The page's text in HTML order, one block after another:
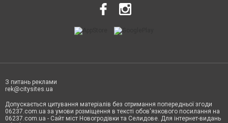
З питань реклами
rek@citysites.ua
Допускається цитування матеріалів без отримання попередньої згоди
06237.com.ua за умови розміщення в тексті обов'язкового посилання на
06237.com.ua - Сайт міст Новогродівки та Селидове. Для інтернет-видань